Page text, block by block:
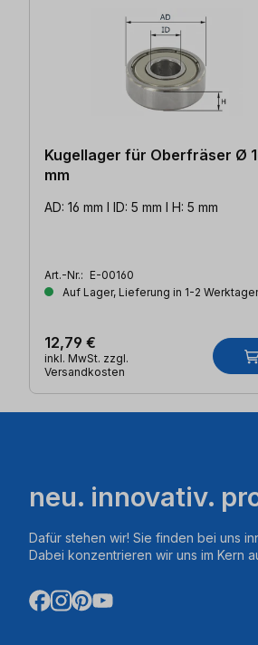
Kugellager für Oberfräser Ø
mm
AD: 16 mm l ID: 5 mm l H: 5 mm
Art.-Nr.: E-00160
Auf Lager, Lieferung in 1-2
12,79 €
inkl. MwSt. zzgl.
Versandkosten
neu. innovativ.
Dafür stehen wir! Sie finden bei uns
Dabei konzentrieren wir uns im Kern